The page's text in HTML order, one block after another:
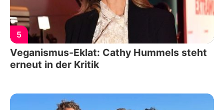
5
Veganismus-Eklat: Cathy Hummels steht
erneut in der Kritik